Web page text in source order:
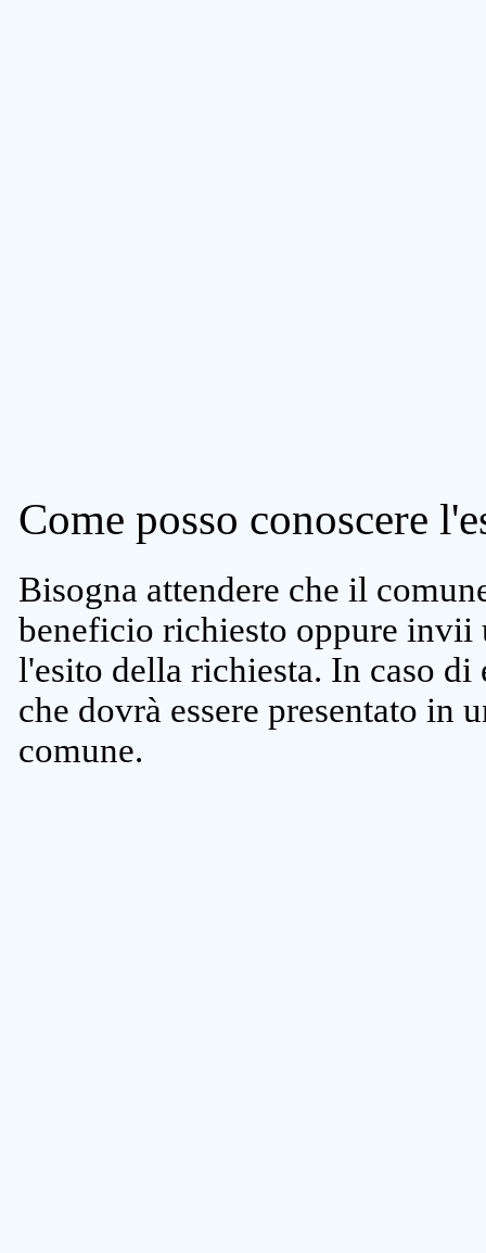
Come posso conoscere
Bisogna attendere che il
beneficio richiesto oppure invii
l'esito della richiesta. In caso
che dovrà essere presentato in
comune.